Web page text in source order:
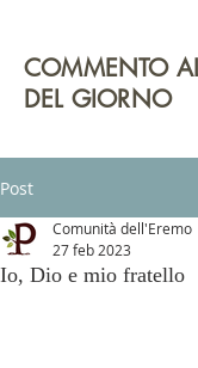
COMMENTO
DEL GIORNO
Post
Io, Dio e mio fratello
Comunità dell'Eremo
27 feb 2023